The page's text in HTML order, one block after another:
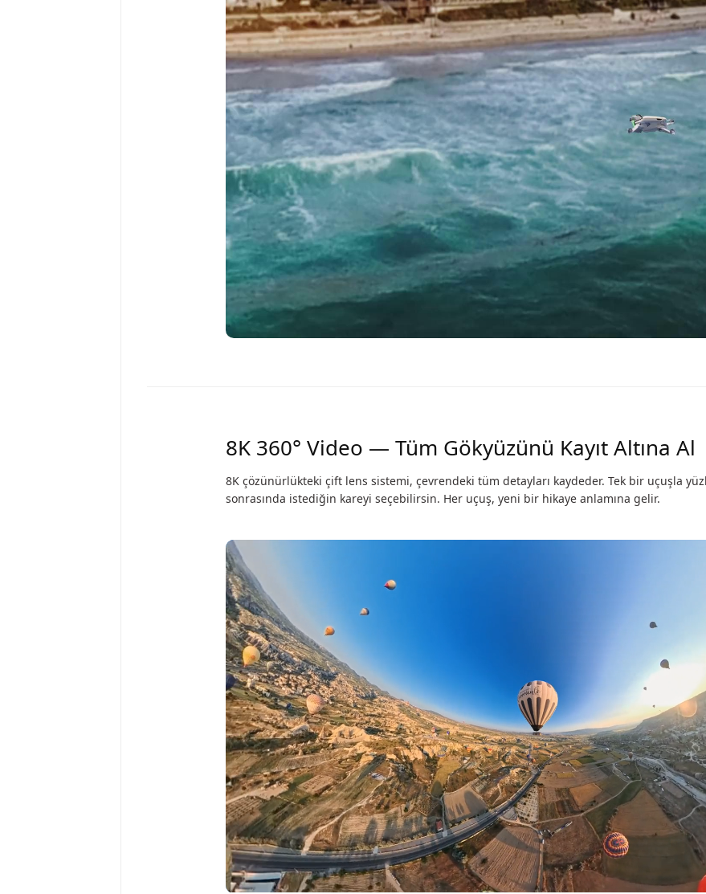
8K 360° Video — Tüm Gökyüzünü Kayıt Altına Al
8K çözünürlükteki çift lens sistemi, çevrendeki tüm detayları kaydeder. Tek bir uçuşla
sonrasında istediğin kareyi seçebilirsin. Her uçuş, yeni bir hikaye anlamına gelir.